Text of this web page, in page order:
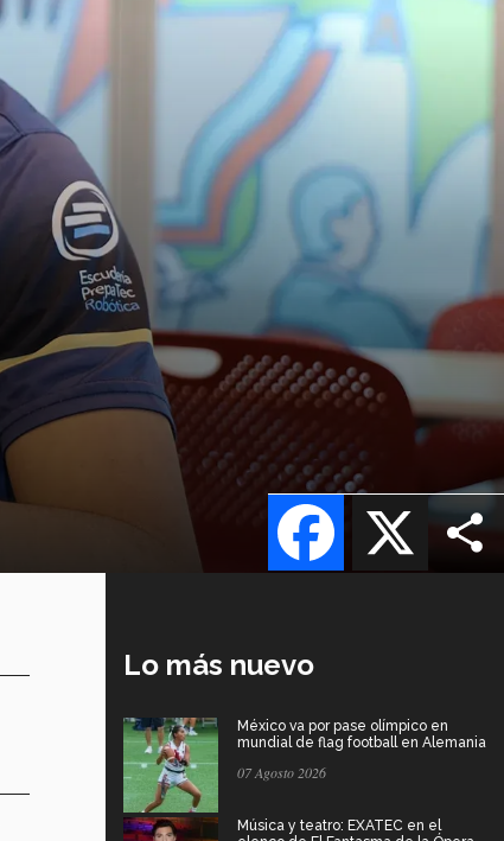
X
Facebook
Lo más nuevo
México va por pase olímpico en
mundial de flag football en Alemania
07 Agosto 2026
Música y teatro: EXATEC en el